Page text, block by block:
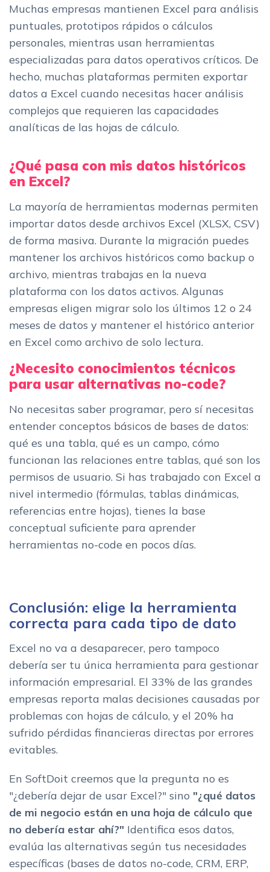
Muchas empresas mantienen Excel para análisis
puntuales, prototipos rápidos o cálculos
personales, mientras usan herramientas
especializadas para datos operativos críticos. De
hecho, muchas plataformas permiten exportar
datos a Excel cuando necesitas hacer análisis
complejos que requieren las capacidades
analíticas de las hojas de cálculo.
¿Qué pasa con mis datos históricos
en Excel?
La mayoría de herramientas modernas permiten
importar datos desde archivos Excel (XLSX, CSV)
de forma masiva. Durante la migración puedes
mantener los archivos históricos como backup o
archivo, mientras trabajas en la nueva
plataforma con los datos activos. Algunas
empresas eligen migrar solo los últimos 12 o 24
meses de datos y mantener el histórico anterior
en Excel como archivo de solo lectura.
¿Necesito conocimientos técnicos
para usar alternativas no-code?
No necesitas saber programar, pero sí necesitas
entender conceptos básicos de bases de datos:
qué es una tabla, qué es un campo, cómo
funcionan las relaciones entre tablas, qué son los
permisos de usuario. Si has trabajado con Excel a
nivel intermedio (fórmulas, tablas dinámicas,
referencias entre hojas), tienes la base
conceptual suficiente para aprender
herramientas no-code en pocos días.
Conclusión: elige la herramienta
correcta para cada tipo de dato
Excel no va a desaparecer, pero tampoco
debería ser tu única herramienta para gestionar
información empresarial. El 33% de las grandes
empresas reporta malas decisiones causadas por
problemas con hojas de cálculo, y el 20% ha
sufrido pérdidas financieras directas por errores
evitables.
En SoftDoit creemos que la pregunta no es
"¿debería dejar de usar Excel?" sino "¿qué datos
de mi negocio están en una hoja de cálculo que
no debería estar ahí?" Identifica esos datos,
evalúa las alternativas según tus necesidades
específicas (bases de datos no-code, CRM, ERP,